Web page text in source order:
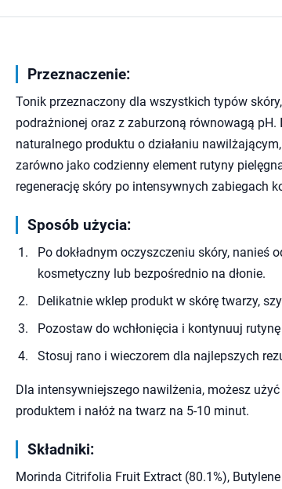
Przeznaczenie:
Tonik przeznaczony dla wszystkich typów
podrażnionej oraz z zaburzoną równowagą
naturalnego produktu o działaniu
zarówno jako codzienny element rutyny
regenerację skóry po intensywnych zabiegach
Sposób użycia:
Po dokładnym oczyszczeniu skóry, nanieś
kosmetyczny lub bezpośrednio na dłonie.
Delikatnie wklep produkt w skórę twarzy,
Pozostaw do wchłonięcia i kontynuuj
Stosuj rano i wieczorem dla najlepszych
Dla intensywniejszego nawilżenia, możesz
produktem i nałóż na twarz na 5-10 minut.
Składniki:
Morinda Citrifolia Fruit Extract (80.1%),